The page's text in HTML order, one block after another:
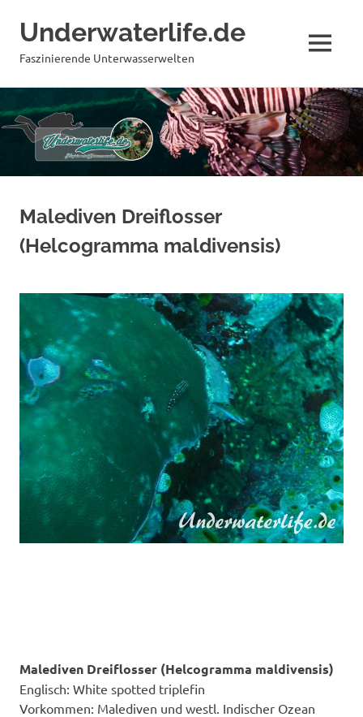
Zum
Inhalt
springen
Underwaterlife.de
Faszinierende Unterwasserwelten MENÜ
Malediven Dreiflosser
(Helcogramma maldivensis)
Malediven Dreiflosser (Helcogramma maldivensis)
Englisch: White spotted triplefin
Vorkommen: Malediven und westl. Indischer Ozean